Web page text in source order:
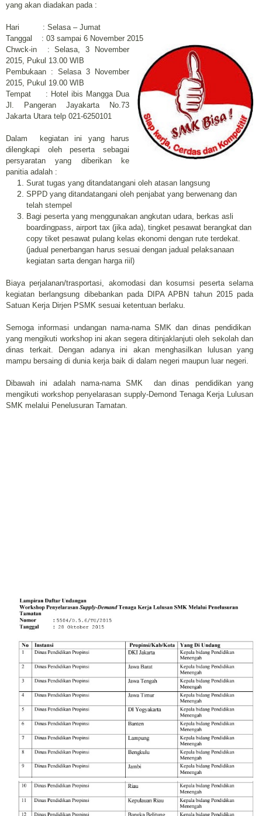
yang akan diadakan pada :
Hari : Selasa – Jumat
Tanggal : 03 sampai 6 November 2015
Chwck-in : Selasa, 3 November
2015, Pukul 13.00 WIB
Pembukaan : Selasa 3 November
2015, Pukul 19.00 WIB
Tempat : Hotel ibis Mangga Dua
Jl. Pangeran Jayakarta No.73
Jakarta Utara telp 021-6250101
Dalam kegiatan ini yang harus
dilengkapi oleh peserta sebagai
persyaratan yang diberikan ke
panitia adalah :
Surat tugas yang ditandatangani oleh atasan langsung
SPPD yang ditandatangani oleh penjabat yang berwenang dan
telah stempel
Bagi peserta yang menggunakan angkutan udara, berkas asli
boardingpass, airport tax (jika ada), tingket pesawat berangkat dan
copy tiket pesawat pulang kelas ekonomi dengan rute terdekat.
(jadual penerbangan harus sesuai dengan jadual pelaksanaan
kegiatan sarta dengan harga riil)
Biaya perjalanan/trasportasi, akomodasi dan kosumsi peserta selama
kegiatan berlangsung dibebankan pada DIPA APBN tahun 2015 pada
Satuan Kerja Dirjen PSMK sesuai ketentuan berlaku.
Semoga informasi undangan nama-nama SMK dan dinas pendidikan
yang mengikuti workshop ini akan segera ditinjaklanjuti oleh sekolah dan
dinas terkait. Dengan adanya ini akan menghasilkan lulusan yang
mampu bersaing di dunia kerja baik di dalam negeri maupun luar negeri.
Dibawah ini adalah nama-nama SMK dan dinas pendidikan yang
mengikuti workshop penyelarasan supply-Demond Tenaga Kerja Lulusan
SMK melalui Penelusuran Tamatan.